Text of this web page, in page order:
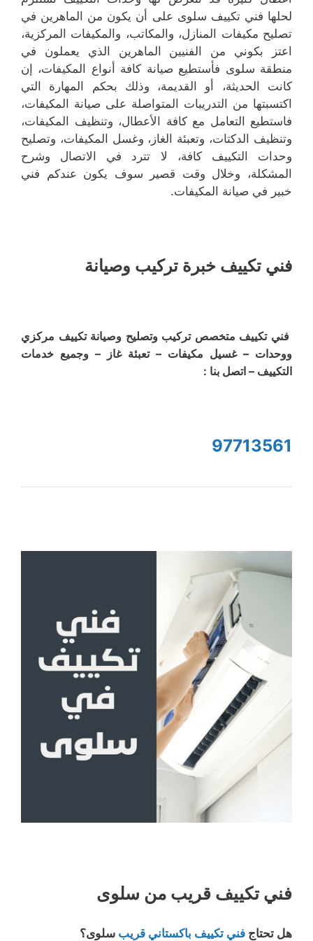
لحلها فني تكييف سلوى على أن يكون من الماهرين في
تصليح مكيفات المنازل، والمكاتب، والمكيفات المركزية،
اعتز بكوني من الفنيين الماهرين الذي يعملون في
منطقة سلوى فأستطيع صيانة كافة أنواع المكيفات، إن
كانت الحديثة، أو القديمة، وذلك بحكم المهارة التي
اكتسبتها من التدريبات المتواصلة على صيانة المكيفات،
فاستطيع التعامل مع كافة الأعطال، وتنظيف المكيفات،
وتنظيف الدكتات، وتعبئة الغاز، وغسل المكيفات، وتصليح
وحدات التكييف كافة، لا تترد في الاتصال وشرح
المشكلة، وخلال وقت قصير سوف يكون عندكم فني
خبير في صيانة المكيفات.
فني تكييف خبرة تركيب وصيانة
فني تكييف متخصص تركيب وتصليح وصيانة تكييف مركزي
ووحدات – غسيل مكيفات – تعبئة غاز – وجميع خدمات
التكييف – اتصل بنا :
97713561
فني تكييف قريب من سلوى
هل تحتاج فني تكييف باكستاني قريب سلوى؟